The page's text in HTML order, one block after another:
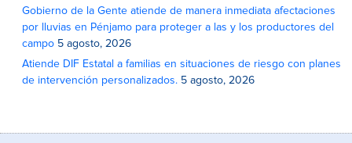
Gobierno de la Gente atiende de manera inmediata afectaciones
por lluvias en Pénjamo para proteger a las y los productores del
campo 5 agosto, 2026
Atiende DIF Estatal a familias en situaciones de riesgo con planes
de intervención personalizados. 5 agosto, 2026